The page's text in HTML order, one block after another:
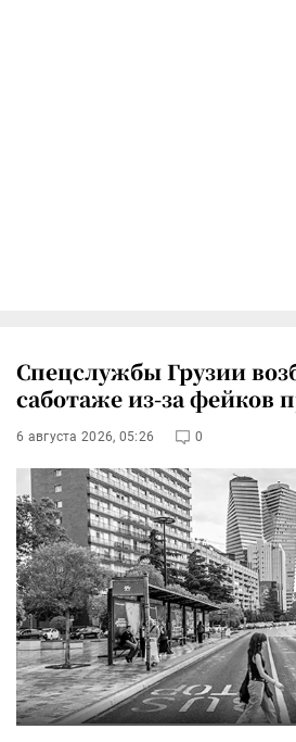
Спецслужбы Грузии
саботаже из-за фейков
6 августа 2026, 05:26 0